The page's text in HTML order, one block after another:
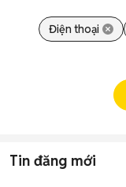
Điện thoại
Tin đăng mới